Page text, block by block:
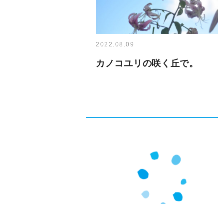
2022.08.09
カノコユリの咲く丘で。